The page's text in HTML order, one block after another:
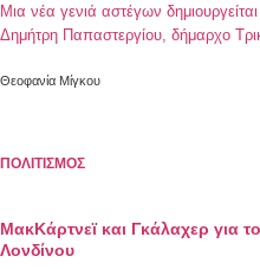
Μια νέα γενιά αστέγων
Δημήτρη Παπαστεργίου, δήμαρχο
φορές δεδομένης και της συνεχούς
αξιοποιηθούν ως στέγη για απόρους
Θεοφανία Μίγκου
ΠΟΛΙΤΙΣΜΟΣ
ΜακΚάρτνεϊ και Γκάλαχερ για
Λονδίνου